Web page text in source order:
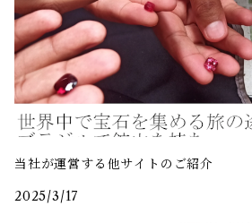
当社が運営する他サイトのご紹介
2025/3/17